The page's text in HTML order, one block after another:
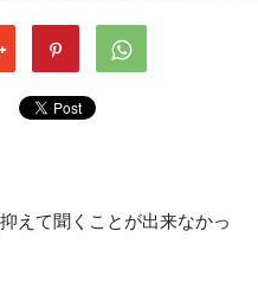
0
えて聞くことが出来なかっ